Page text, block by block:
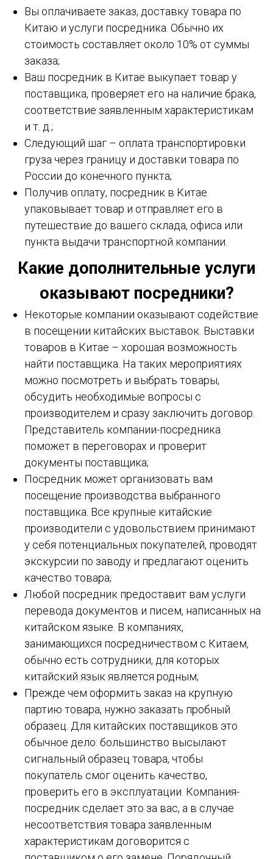
Вы оплачиваете заказ, доставку товара по
Китаю и услуги посредника. Обычно их
стоимость составляет около 10% от суммы
заказа;
Ваш посредник в Китае выкупает товар у
поставщика, проверяет его на наличие брака,
соответствие заявленным характеристикам
и т. д.;
Следующий шаг – оплата транспортировки
груза через границу и доставки товара по
России до конечного пункта;
Получив оплату, посредник в Китае
упаковывает товар и отправляет его в
путешествие до вашего склада, офиса или
пункта выдачи транспортной компании.
Какие дополнительные услуги
оказывают посредники?
Некоторые компании оказывают содействие
в посещении китайских выставок. Выставки
товаров в Китае – хорошая возможность
найти поставщика. На таких мероприятиях
можно посмотреть и выбрать товары,
обсудить необходимые вопросы с
производителем и сразу заключить договор.
Представитель компании-посредника
поможет в переговорах и проверит
документы поставщика;
Посредник может организовать вам
посещение производства выбранного
поставщика. Все крупные китайские
производители с удовольствием принимают
у себя потенциальных покупателей, проводят
экскурсии по заводу и предлагают оценить
качество товара;
Любой посредник предоставит вам услуги
перевода документов и писем, написанных на
китайском языке. В компаниях,
занимающихся посредничеством с Китаем,
обычно есть сотрудники, для которых
китайский язык является родным;
Прежде чем оформить заказ на крупную
партию товара, нужно заказать пробный
образец. Для китайских поставщиков это
обычное дело: большинство высылают
сигнальный образец товара, чтобы
покупатель смог оценить качество,
проверить его в эксплуатации. Компания-
посредник сделает это за вас, а в случае
несоответствия товара заявленным
характеристикам договорится с